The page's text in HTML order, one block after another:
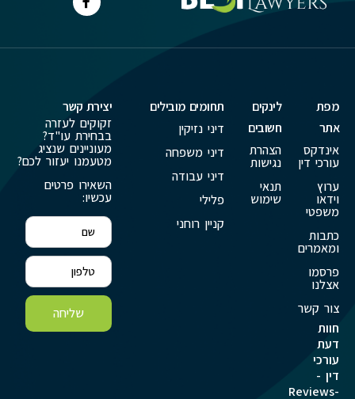
מפת
אתר
אינדקס
עורכי דין
ערוץ
וידאו
משפטי
כתבות
ומאמרים
פרסמו
אצלנו
צור קשר
חוות
דעת
עורכי
דין -
Reviews-
לינקים
חשובים
הצהרת
נגישות
תנאי
שימוש
תחומים מובילים
דיני נזיקין
דיני משפחה
דיני עבודה
פלילי
קניין רוחני
יצירת קשר
זקוקים לעזרה
בבחירת עו"ד?
מעוניינים שנציג
מטעמנו יעזור לכם?
השאירו פרטים
עכשיו:
שליחה